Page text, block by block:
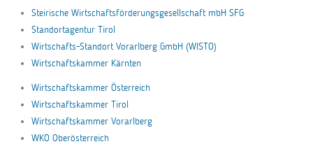
Steirische Wirtschaftsförderungsgesellschaft mbH SFG
Standortagentur Tirol
Wirtschafts-Standort Vorarlberg GmbH (WISTO)
Wirtschaftskammer Kärnten
Wirtschaftskammer Österreich
Wirtschaftskammer Tirol
Wirtschaftskammer Vorarlberg
WKO Oberösterreich